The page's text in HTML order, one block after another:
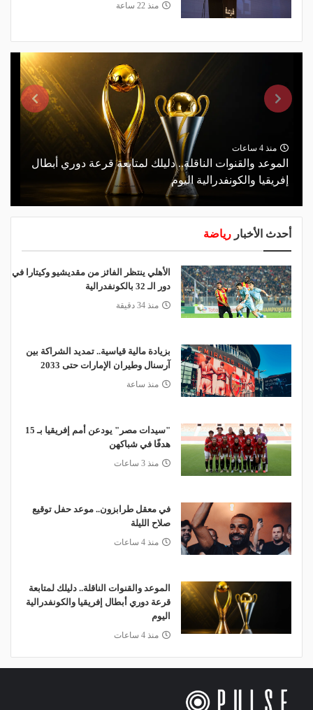
منذ 22 ساعة
منذ 4 ساعات
الموعد والقنوات الناقلة.. دليلك لمتابعة قرعة دوري أبطال
إفريقيا والكونفدرالية اليوم
أحدث الأخبار رياضة
الأهلي ينتظر الفائز من مقديشيو وكيتارا في
دور الـ 32 بالكونفدرالية
منذ 34 دقيقة
بزيادة مالية قياسية.. تمديد الشراكة بين
آرسنال وطيران الإمارات حتى 2033
منذ ساعة
"سيدات مصر" يودعن أمم إفريقيا بـ 15
هدفًا في شباكهن
منذ 3 ساعات
في معقل طرابزون.. موعد حفل توقيع
صلاح الليلة
منذ 4 ساعات
الموعد والقنوات الناقلة.. دليلك لمتابعة
قرعة دوري أبطال إفريقيا والكونفدرالية
اليوم
منذ 4 ساعات